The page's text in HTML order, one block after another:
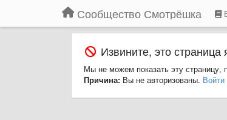
Сообщество Смотрёшка
Извините, это страница
Мы не можем показать эту страницу,
Причина: Вы не авторизованы. Войти